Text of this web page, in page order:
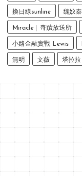
換日線sunline 魏妏秦
Miracle｜奇蹟放送所
小路金融實戰 Lewis
無明 文薇 塔拉拉